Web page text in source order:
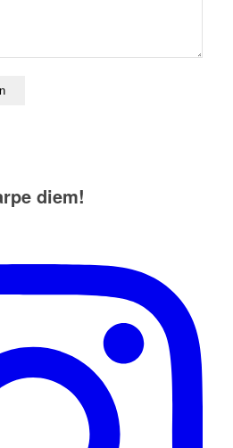
diem!